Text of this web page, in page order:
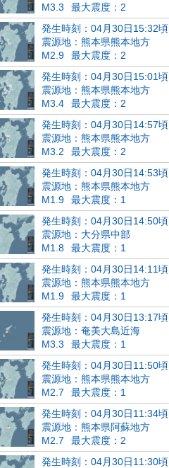
M3.3
最大震度：2
発生時刻：04月30日15:32頃
震源地：熊本県熊本地方
M2.9
最大震度：2
発生時刻：04月30日15:01頃
震源地：熊本県熊本地方
M3.4
最大震度：2
発生時刻：04月30日14:57頃
震源地：熊本県熊本地方
M3.2
最大震度：2
発生時刻：04月30日14:53頃
震源地：熊本県熊本地方
M1.9
最大震度：1
発生時刻：04月30日14:50頃
震源地：大分県中部
M1.8
最大震度：1
発生時刻：04月30日14:11頃
震源地：熊本県熊本地方
M1.9
最大震度：1
発生時刻：04月30日13:17頃
震源地：奄美大島近海
M3.3
最大震度：1
発生時刻：04月30日11:50頃
震源地：熊本県熊本地方
M2.7
最大震度：1
発生時刻：04月30日11:34頃
震源地：熊本県阿蘇地方
M2.7
最大震度：2
発生時刻：04月30日11:30頃